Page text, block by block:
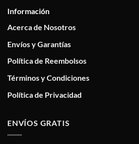
Información
Acerca de Nosotros
Envíos y Garantías
Política de Reembolsos
Términos y Condiciones
Política de Privacidad
ENVÍOS GRATIS